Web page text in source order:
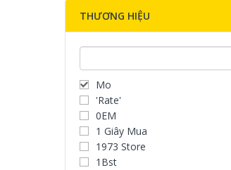
THƯƠNG HIỆU
Mo
'Rate'
0EM
1 Giây Mua
1973 Store
1Bst